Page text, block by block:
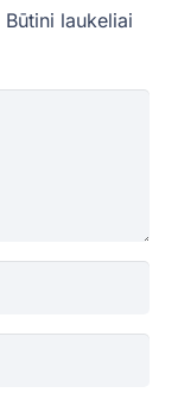
Būtini laukeliai